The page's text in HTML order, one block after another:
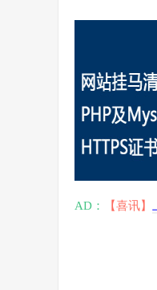
AD： 【喜讯】